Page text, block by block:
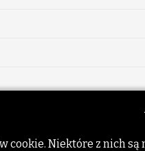
Niektóre z nich